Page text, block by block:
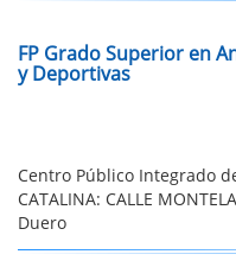
FP Grado Superior en
y Deportivas
Centro Público Integrado
CATALINA: CALLE
Duero